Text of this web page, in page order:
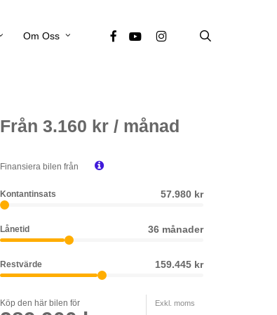
Om Oss facebookyoutubeinstagram
Från 3.160 kr / månad
Finansiera bilen från 
Kontantinsats 57.980 kr
Lånetid 36 månader
Restvärde 159.445 kr
Köp den här bilen för Exkl. moms